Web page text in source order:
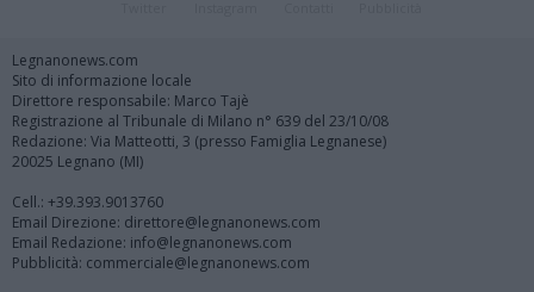
Legnanonews.com
Sito di informazione locale
Direttore responsabile: Marco Tajè
Registrazione al Tribunale di Milano n° 639 del 23/10/08
Redazione: Via Matteotti, 3 (presso Famiglia Legnanese)
20025 Legnano (MI)
Cell.: +39.393.9013760
Email Direzione: direttore@legnanonews.com
Email Redazione: info@legnanonews.com
Pubblicità: commerciale@legnanonews.com